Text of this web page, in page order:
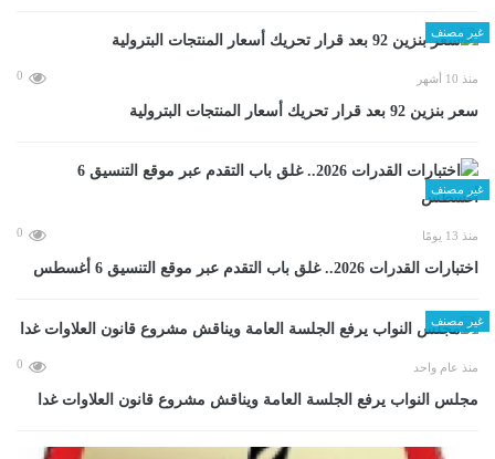
غير مصنف
منذ 10 أشهر 0
سعر بنزين 92 بعد قرار تحريك أسعار المنتجات البترولية
غير مصنف
منذ 13 يومًا 0
اختبارات القدرات 2026.. غلق باب التقدم عبر موقع التنسيق 6 أغسطس
غير مصنف
منذ عام واحد 0
مجلس النواب يرفع الجلسة العامة ويناقش مشروع قانون العلاوات غدا